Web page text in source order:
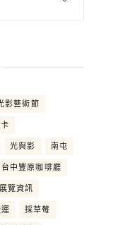
影藝術節
光與影 南屯
台中豐原咖啡廳
展覽資訊
採草莓